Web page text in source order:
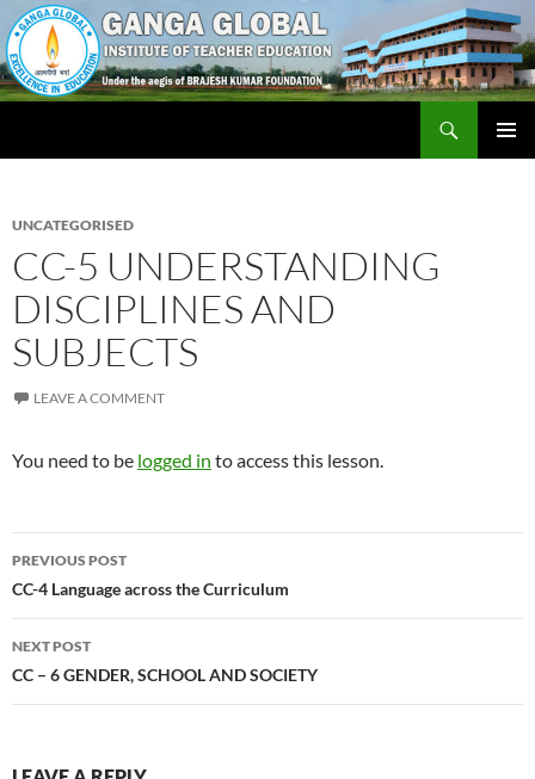
Skip
to
content
UNCATEGORISED
CC-5 UNDERSTANDING
DISCIPLINES AND
SUBJECTS
LEAVE A COMMENT
You need to be logged in to access this lesson.
Post
navigation
PREVIOUS POST
CC-4 Language across the Curriculum
NEXT POST
CC – 6 GENDER, SCHOOL AND SOCIETY